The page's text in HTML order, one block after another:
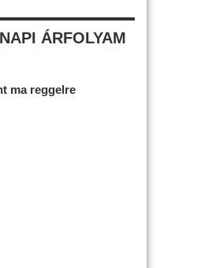
ÁRFOLYAM
ma reggelre